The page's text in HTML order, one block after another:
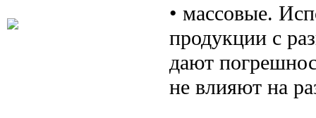
• массовые.
продукции с
дают
не влияют на